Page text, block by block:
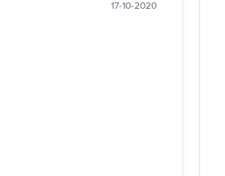
17-10-2020